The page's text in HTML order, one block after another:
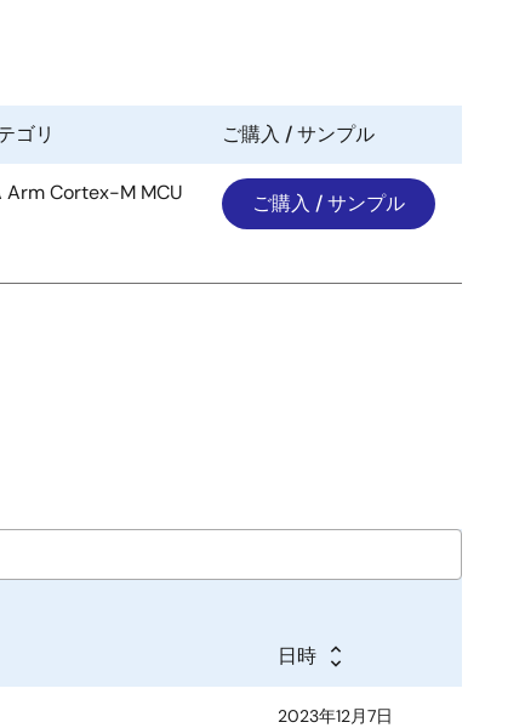
ゴリ ご購入 / サンプル
Arm Cortex-M MCU ご購入 / サンプル
日時
2023年12月7日